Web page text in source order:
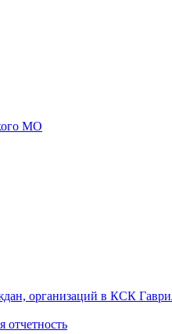
МО
организаций в КСК
отчетность